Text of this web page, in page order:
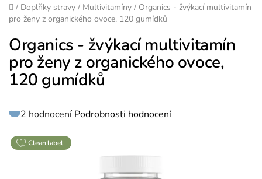
Domů
/ Doplňky stravy / Multivitamíny / Organics - žvýkací multivitamín
pro ženy z organického ovoce, 120 gumídků
Organics - žvýkací multivitamín
pro ženy z organického ovoce,
120 gumídků
Průměrné
hodnocení
5,0
z
5
2 hodnocení Podrobnosti hodnocení
clean label